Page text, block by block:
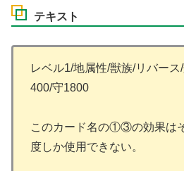
テキスト
レベル1/地属性/獣族/リバー
400/守1800
このカード名の①③の効果は
度しか使用できない。